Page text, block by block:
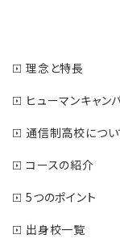
理念と特長
ヒューマンキャン
通信制高校につい
コースの紹介
5つのポイント
出身校一覧